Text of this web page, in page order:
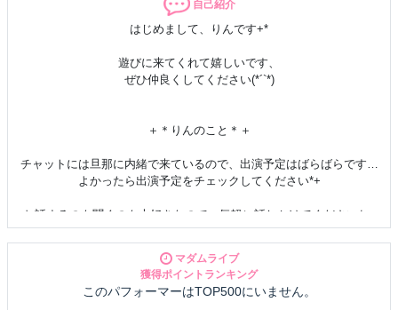
自己紹介
はじめまして、りんです+*
遊びに来てくれて嬉しいです、
ぜひ仲良くしてください(*´`*)
＋＊りんのこと＊＋
チャットには旦那に内緒で来ているので、出演予定はばらばらです…
よかったら出演予定をチェックしてください*+
お話するのも聞くのも大好きなので、気軽に話しかけてくださいね♪
２人きりの内緒にしたいです///
メールとても嬉しいです♪
マダムライブ
獲得ポイントランキング
このパフォーマーはTOP500にいません。